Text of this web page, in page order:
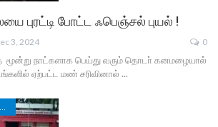
புரட்டி போட்ட ஃபெஞ்சல் புயல் !
3, 2024 0
மூன்று நாட்களாக பெய்து வரும் தொடா் கனமழையால்
ஏற்பட்ட மண் சரிவினால் ...
மழை வெள்ள பாதிப்பு செய்திகள்